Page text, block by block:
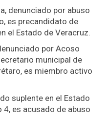
denunciado por abuso
es precandidato de
el Estado de Veracruz.
por Acoso
municipal de
es miembro activo
suplente en el Estado
es acusado de abuso